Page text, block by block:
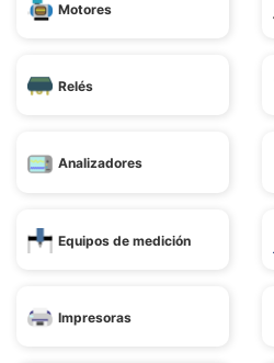
Motores
Relés
Analizadores
Equipos de medición
Impresoras